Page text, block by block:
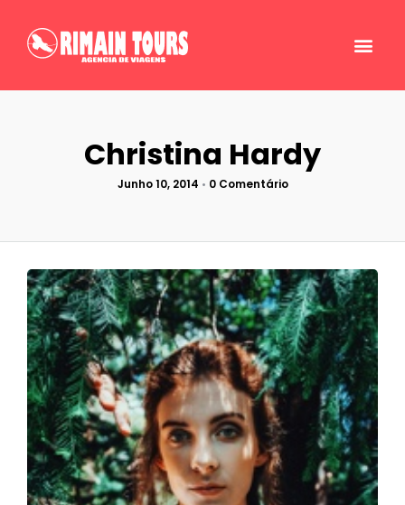
Christina Hardy
Junho 10, 2014 • 0 Comentário